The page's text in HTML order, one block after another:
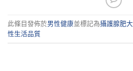
此條目發佈於男性健康並標記為攝護腺肥大
性生活品質